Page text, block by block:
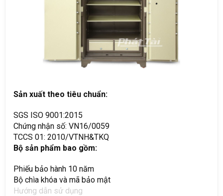
Sản xuất theo tiêu chuẩn:
SGS ISO 9001:2015
Chứng nhận số: VN16/0059
TCCS 01: 2010/VTNH&TKQ
Bộ sản phẩm bao gồm:
Phiếu bảo hành 10 năm
Bộ chìa khóa và mã bảo mật
Hướng dẫn sử dụng